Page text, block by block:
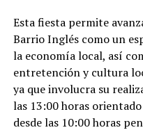
Esta fiesta permite
Barrio Inglés como un
la economía local, así
entretención y cultura
ya que involucra su
las 13:00 horas
desde las 10:00 horas